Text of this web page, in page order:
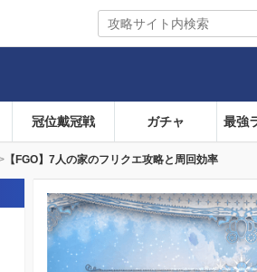
冠位戴冠戦 ガチャ 最強
【FGO】7人の家のフリクエ攻略と周回効率